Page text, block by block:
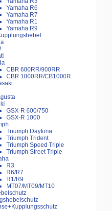
Yamaha R6
Yamaha R7
Yamaha R1
Yamaha R9
CBR 600RR/900RR
CBR 1000RR/CB1000R
GSX-R 600/750
GSX-R 1000
Triumph Daytona
Triumph Trident
Triumph Speed Triple
Triumph Street Triple
R3
R6/R7
R1/R9
MT07/MT09/MT10